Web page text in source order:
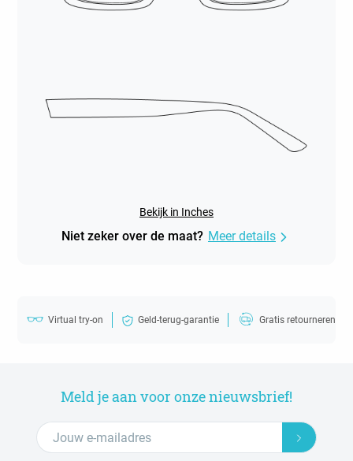
Bekijk in Inches
Niet zeker over de maat? Meer details
Virtual try-on Geld-terug-garantie Gratis retourneren
Meld je aan voor onze nieuwsbrief!